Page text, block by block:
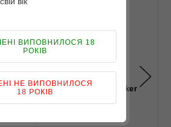
Набір Troublemaker
ВИПОВНИЛОСЯ 18
РОКІВ
НЕ ВИПОВНИЛОСЯ
18 РОКІВ